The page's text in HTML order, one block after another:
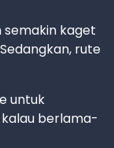
kaget
rute
untuk
berlama-